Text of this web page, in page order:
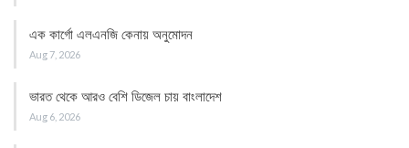
এক কার্গো এলএনজি কেনায় অনুমোদন
Aug 7, 2026
ভারত থেকে আরও বেশি ডিজেল চায় বাংলাদেশ
Aug 6, 2026